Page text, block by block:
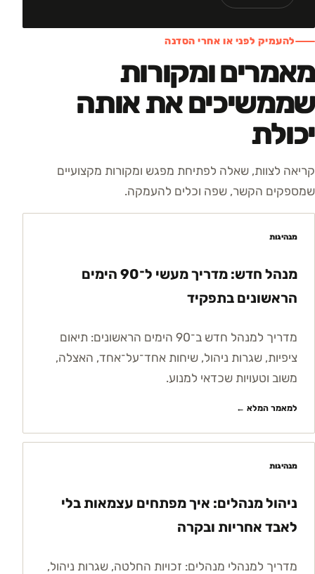
להעמיק לפני או אחרי הסדנה
מאמרים ומקורות
שממשיכים את אותה
יכולת
קריאה לצוות, שאלה לפתיחת מפגש ומקורות מקצועיים
שמספקים הקשר, שפה וכלים להעמקה.
מנהיגות
מנהל חדש: מדריך מעשי ל־90 הימים
הראשונים בתפקיד
מדריך למנהל חדש ב־90 הימים הראשונים: תיאום
ציפיות, שגרות ניהול, שיחות אחד־על־אחד, האצלה,
משוב וטעויות שכדאי למנוע.
למאמר המלא ←
מנהיגות
ניהול מנהלים: איך מפתחים עצמאות בלי
לאבד אחריות ובקרה
מדריך למנהלי מנהלים: זכויות החלטה, שגרות ניהול,